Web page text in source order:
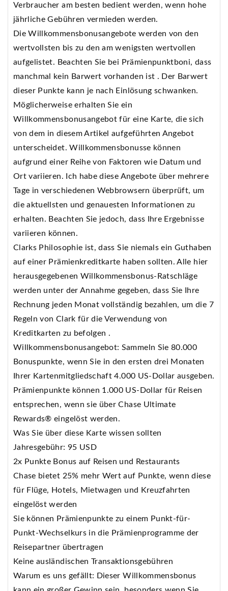
Verbraucher am besten bedient werden, wenn hohe
jährliche Gebühren vermieden werden.
Die Willkommensbonusangebote werden von den
wertvollsten bis zu den am wenigsten wertvollen
aufgelistet. Beachten Sie bei Prämienpunktboni, dass
manchmal kein Barwert vorhanden ist . Der Barwert
dieser Punkte kann je nach Einlösung schwanken.
Möglicherweise erhalten Sie ein
Willkommensbonusangebot für eine Karte, die sich
von dem in diesem Artikel aufgeführten Angebot
unterscheidet. Willkommensbonusse können
aufgrund einer Reihe von Faktoren wie Datum und
Ort variieren. Ich habe diese Angebote über mehrere
Tage in verschiedenen Webbrowsern überprüft, um
die aktuellsten und genauesten Informationen zu
erhalten. Beachten Sie jedoch, dass Ihre Ergebnisse
variieren können.
Clarks Philosophie ist, dass Sie niemals ein Guthaben
auf einer Prämienkreditkarte haben sollten. Alle hier
herausgegebenen Willkommensbonus-Ratschläge
werden unter der Annahme gegeben, dass Sie Ihre
Rechnung jeden Monat vollständig bezahlen, um die 7
Regeln von Clark für die Verwendung von
Kreditkarten zu befolgen .
Willkommensbonusangebot: Sammeln Sie 80.000
Bonuspunkte, wenn Sie in den ersten drei Monaten
Ihrer Kartenmitgliedschaft 4.000 US-Dollar ausgeben.
Prämienpunkte können 1.000 US-Dollar für Reisen
entsprechen, wenn sie über Chase Ultimate
Rewards® eingelöst werden.
Was Sie über diese Karte wissen sollten
Jahresgebühr: 95 USD
2x Punkte Bonus auf Reisen und Restaurants
Chase bietet 25% mehr Wert auf Punkte, wenn diese
für Flüge, Hotels, Mietwagen und Kreuzfahrten
eingelöst werden
Sie können Prämienpunkte zu einem Punkt-für-
Punkt-Wechselkurs in die Prämienprogramme der
Reisepartner übertragen
Keine ausländischen Transaktionsgebühren
Warum es uns gefällt: Dieser Willkommensbonus